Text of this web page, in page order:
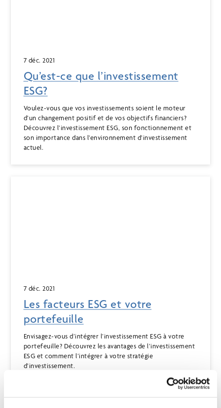
7 déc. 2021
Qu’est-ce que l’investissement
ESG?
Voulez-vous que vos investissements soient le moteur
d’un changement positif et de vos objectifs financiers?
Découvrez l’investissement ESG, son fonctionnement et
son importance dans l’environnement d’investissement
actuel.
7 déc. 2021
Les facteurs ESG et votre
portefeuille
Envisagez-vous d’intégrer l’investissement ESG à votre
portefeuille? Découvrez les avantages de l’investissement
ESG et comment l’intégrer à votre stratégie
d’investissement.